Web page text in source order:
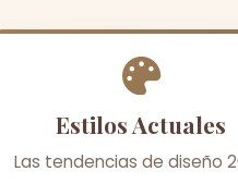
Estilos Actuales
Las tendencias de diseño